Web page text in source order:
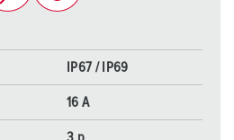
IP67 / IP69
16 A